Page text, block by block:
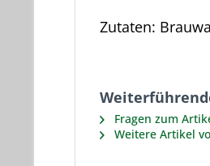
Zutaten:
Fragen zum
Weitere Artikel